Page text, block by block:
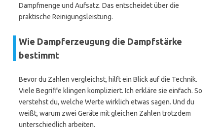
Dampfmenge und Aufsatz. Das entscheidet über die
praktische Reinigungsleistung.
Wie Dampferzeugung die Dampfstärke
bestimmt
Bevor du Zahlen vergleichst, hilft ein Blick auf die Technik.
Viele Begriffe klingen kompliziert. Ich erkläre sie einfach. So
verstehst du, welche Werte wirklich etwas sagen. Und du
weißt, warum zwei Geräte mit gleichen Zahlen trotzdem
unterschiedlich arbeiten.